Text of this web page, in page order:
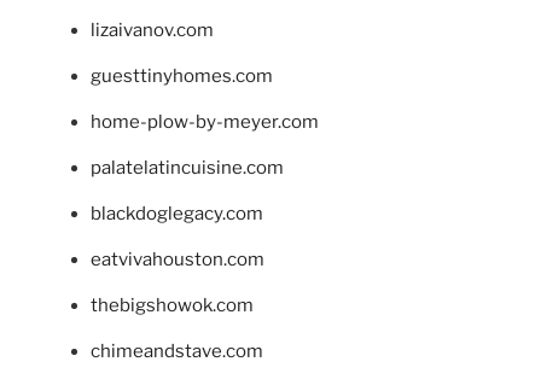
lizaivanov.com
guesttinyhomes.com
home-plow-by-meyer.com
palatelatincuisine.com
blackdoglegacy.com
eatvivahouston.com
thebigshowok.com
chimeandstave.com